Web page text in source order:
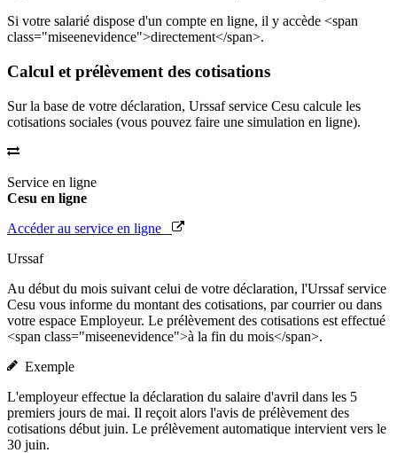
Si votre salarié dispose d'un compte en ligne, il y accède <span
class="miseenevidence">directement</span>.
Calcul et prélèvement des cotisations
Sur la base de votre déclaration, Urssaf service Cesu calcule les
cotisations sociales (vous pouvez faire une simulation en ligne).
Service en ligne
Cesu en ligne
Accéder au service en ligne
Urssaf
Au début du mois suivant celui de votre déclaration, l'Urssaf service
Cesu vous informe du montant des cotisations, par courrier ou dans
votre espace Employeur. Le prélèvement des cotisations est effectué
<span class="miseenevidence">à la fin du mois</span>.
Exemple
L'employeur effectue la déclaration du salaire d'avril dans les 5
premiers jours de mai. Il reçoit alors l'avis de prélèvement des
cotisations début juin. Le prélèvement automatique intervient vers le
30 juin.